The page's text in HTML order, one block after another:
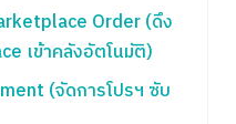
Order (ดึง
เข้าคลังอัตโนมัติ)
(จัดการโปรฯ ซับ